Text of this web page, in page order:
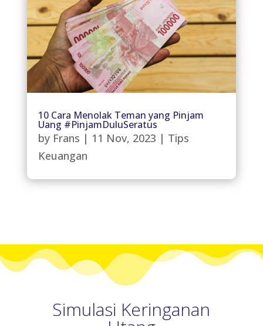
10 Cara Menolak Teman yang Pinjam
Uang #PinjamDuluSeratus
by Frans | 11 Nov, 2023 | Tips
Keuangan
Simulasi Keringanan